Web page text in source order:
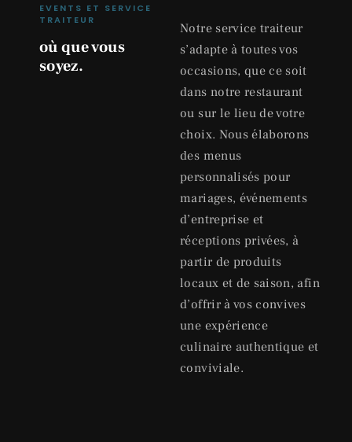
EVENTS ET SERVICE
TRAITEUR
où que vous
soyez.
Notre service traiteur
s’adapte à toutes vos
occasions, que ce soit
dans notre restaurant
ou sur le lieu de votre
choix. Nous élaborons
des menus
personnalisés pour
mariages, événements
d’entreprise et
réceptions privées, à
partir de produits
locaux et de saison, afin
d’offrir à vos convives
une expérience
culinaire authentique et
conviviale.